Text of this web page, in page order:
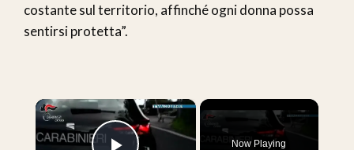
costante sul territorio, affinché ogni donna possa
sentirsi protetta”.
×
Now Playing